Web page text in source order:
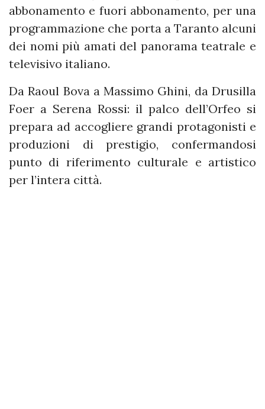
abbonamento e fuori abbonamento, per una
programmazione che porta a Taranto alcuni
dei nomi più amati del panorama teatrale e
televisivo italiano.
Da Raoul Bova a Massimo Ghini, da Drusilla
Foer a Serena Rossi: il palco dell’Orfeo si
prepara ad accogliere grandi protagonisti e
produzioni di prestigio, confermandosi
punto di riferimento culturale e artistico
per l’intera città.